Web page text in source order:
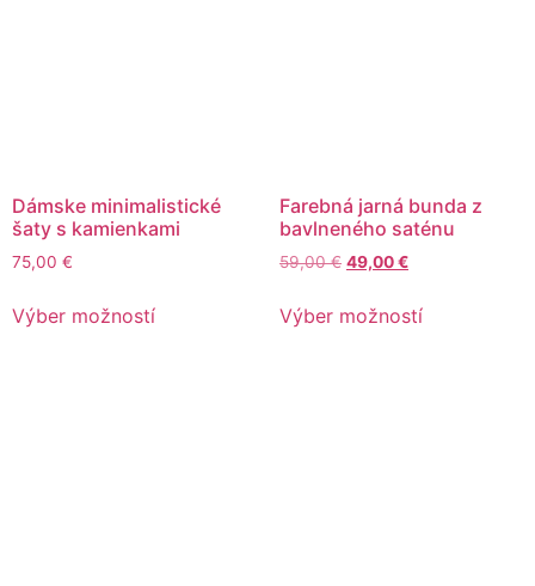
Dámske minimalistické
šaty s kamienkami
75,00 €
Výber možností
Farebná jarná bunda z
bavlneného saténu
59,00€ 49,00€
Výber možností